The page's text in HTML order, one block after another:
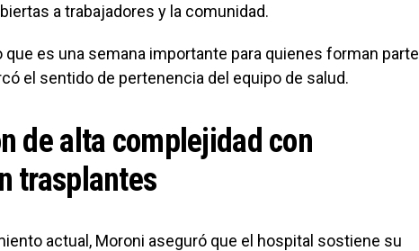
a trabajadores y la comunidad.
es una semana importante para quienes forman parte
el sentido de pertenencia del equipo de salud.
de alta complejidad con
trasplantes
actual, Moroni aseguró que el hospital sostiene su